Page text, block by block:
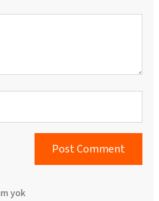
Post Comment
yok